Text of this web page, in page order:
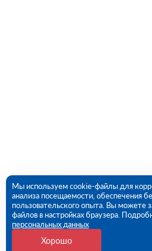
Мы используем cookie-файлы для
анализа посещаемости, обеспечения
пользовательского опыта. Вы можете
файлов в настройках браузера.
персональных данных
Хорошо